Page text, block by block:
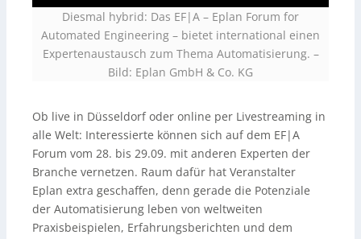
Diesmal hybrid: Das EF|A – Eplan Forum for
Automated Engineering – bietet international einen
Expertenaustausch zum Thema Automatisierung. –
Bild: Eplan GmbH & Co. KG
Ob live in Düsseldorf oder online per Livestreaming in
alle Welt: Interessierte können sich auf dem EF|A
Forum vom 28. bis 29.09. mit anderen Experten der
Branche vernetzen. Raum dafür hat Veranstalter
Eplan extra geschaffen, denn gerade die Potenziale
der Automatisierung leben von weltweiten
Praxisbeispielen, Erfahrungsberichten und dem